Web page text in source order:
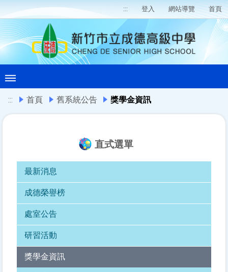
::: 登入 網站導覽 首頁
::: 首頁 舊系統公告 獎學金資訊
直式選單
最新消息
成德榮譽榜
處室公告
研習活動
獎學金資訊